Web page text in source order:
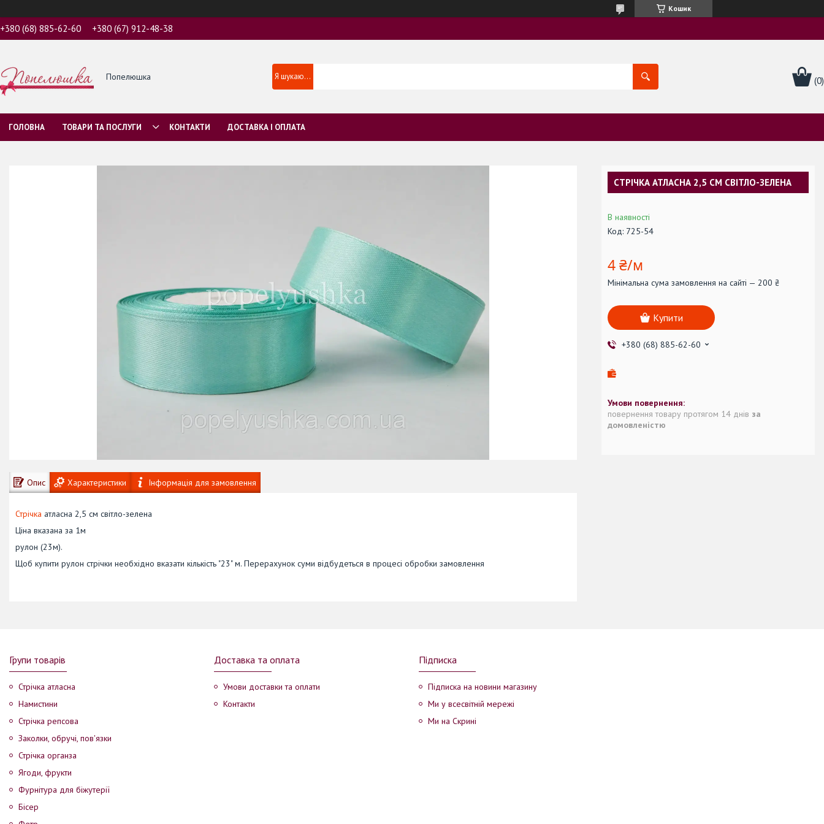
Кошик
+380 (68) 885-62-60 +380 (67) 912-48-38
Попелюшка
ГОЛОВНА ТОВАРИ ТА ПОСЛУГИ КОНТАКТИ ДОСТАВКА І ОПЛАТА
Опис Характеристики Інформація для замовлення
Стрічка атласна 2,5 см світло-зелена
Ціна вказана за 1м
рулон (23м).
Щоб купити рулон стрічки необхідно вказати кількість "23" м. Перерахунок суми відбудеться в процесі обробки замовлення
СТРІЧКА АТЛАСНА 2,5 СМ СВІТЛО-ЗЕЛЕНА
В наявності
Код: 725-54
4 ₴/м
Мінімальна сума замовлення на сайті — 200 ₴
Купити
+380 (68) 885-62-60
повернення товару протягом 14 днів за
домовленістю
Групи товарів
Стрічка атласна
Намистини
Стрічка репсова
Заколки, обручі, пов'язки
Стрічка органза
Ягоди, фрукти
Фурнітура для біжутерії
Бісер
Доставка та оплата
Умови доставки та оплати
Контакти
Підписка
Підписка на новини магазину
Ми у всесвітній мережі
Ми на Скрині